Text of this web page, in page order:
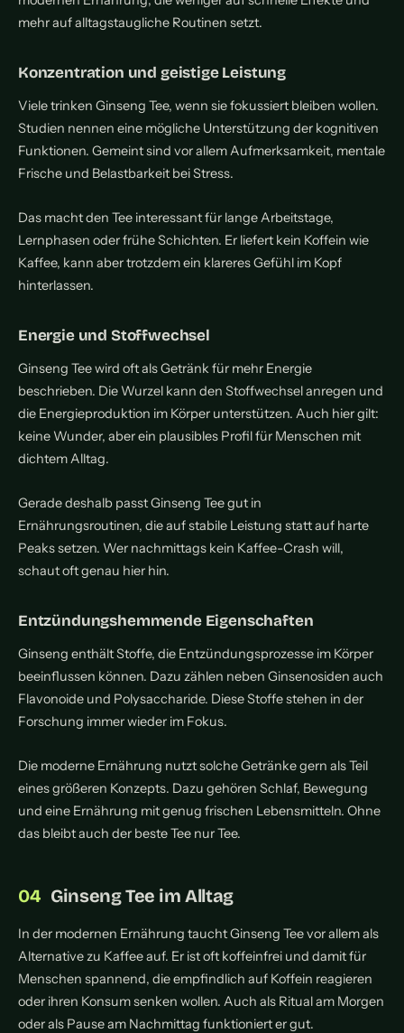
mehr auf alltagstaugliche Routinen setzt.
Konzentration und geistige Leistung
Viele trinken Ginseng Tee, wenn sie fokussiert bleiben wollen.
Studien nennen eine mögliche Unterstützung der kognitiven
Funktionen. Gemeint sind vor allem Aufmerksamkeit, mentale
Frische und Belastbarkeit bei Stress.
Das macht den Tee interessant für lange Arbeitstage,
Lernphasen oder frühe Schichten. Er liefert kein Koffein wie
Kaffee, kann aber trotzdem ein klareres Gefühl im Kopf
hinterlassen.
Energie und Stoffwechsel
Ginseng Tee wird oft als Getränk für mehr Energie
beschrieben. Die Wurzel kann den Stoffwechsel anregen und
die Energieproduktion im Körper unterstützen. Auch hier gilt:
keine Wunder, aber ein plausibles Profil für Menschen mit
dichtem Alltag.
Gerade deshalb passt Ginseng Tee gut in
Ernährungsroutinen, die auf stabile Leistung statt auf harte
Peaks setzen. Wer nachmittags kein Kaffee-Crash will,
schaut oft genau hier hin.
Entzündungshemmende Eigenschaften
Ginseng enthält Stoffe, die Entzündungsprozesse im Körper
beeinflussen können. Dazu zählen neben Ginsenosiden auch
Flavonoide und Polysaccharide. Diese Stoffe stehen in der
Forschung immer wieder im Fokus.
Die moderne Ernährung nutzt solche Getränke gern als Teil
eines größeren Konzepts. Dazu gehören Schlaf, Bewegung
und eine Ernährung mit genug frischen Lebensmitteln. Ohne
das bleibt auch der beste Tee nur Tee.
Ginseng Tee im Alltag
In der modernen Ernährung taucht Ginseng Tee vor allem als
Alternative zu Kaffee auf. Er ist oft koffeinfrei und damit für
Menschen spannend, die empfindlich auf Koffein reagieren
oder ihren Konsum senken wollen. Auch als Ritual am Morgen
oder als Pause am Nachmittag funktioniert er gut.